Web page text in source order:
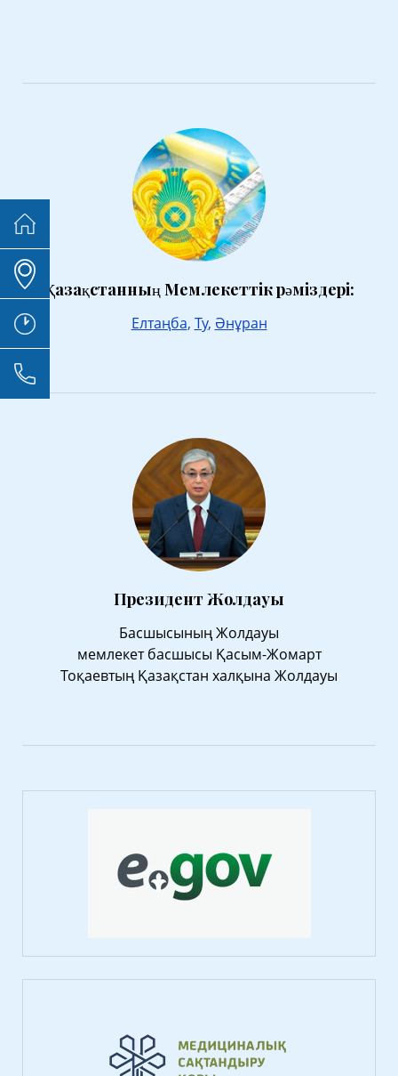
Қазақстанның Мемлекеттік рәміздері:
Елтаңба, Ту, Әнұран
Президент Жолдауы
Басшысының Жолдауы
мемлекет басшысы Қасым-Жомарт
Тоқаевтың Қазақстан халқына Жолдауы